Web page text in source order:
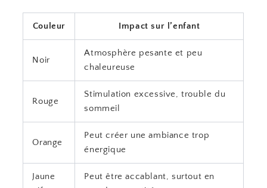
Couleur Impact sur l’enfant
Noir
Atmosphère pesante et peu
chaleureuse
Rouge
Stimulation excessive, trouble du
sommeil
Orange
Peut créer une ambiance trop
énergique
Jaune
Peut être accablant, surtout en